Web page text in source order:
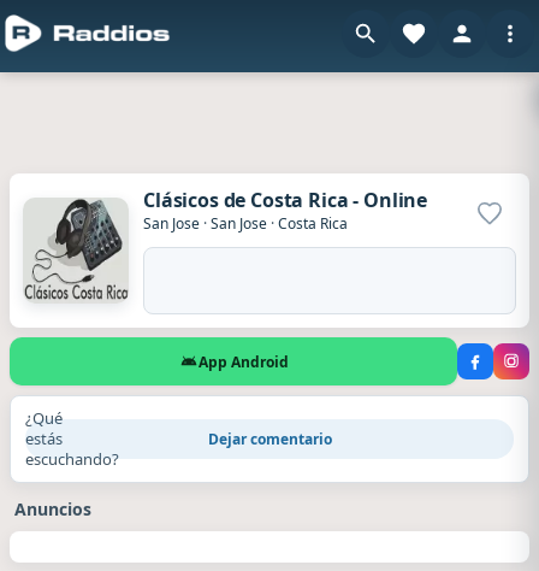
Clásicos de Costa Rica - Online
San Jose ·San Jose ·Costa Rica
App Android
¿Qué
estás
escuchando?
Dejar comentario
Anuncios